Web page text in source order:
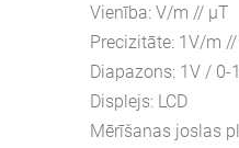
Vienība: V/m // μT
Precizitāte: 1V/m
Diapazons: 1V /
Displejs: LCD
Mērīšanas joslas